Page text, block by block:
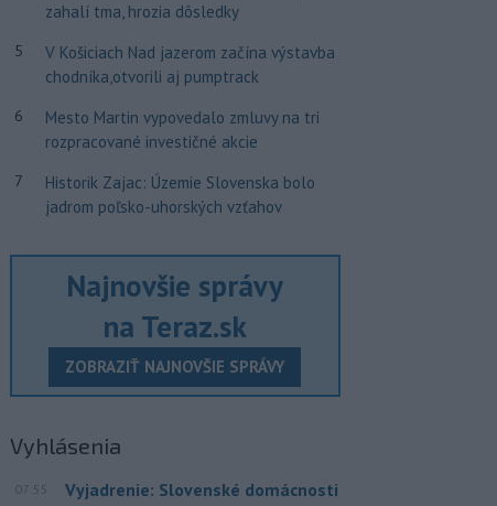
zahalí tma, hrozia dôsledky
5
V Košiciach Nad jazerom začína výstavba
chodníka,otvorili aj pumptrack
6
Mesto Martin vypovedalo zmluvy na tri
rozpracované investičné akcie
7
Historik Zajac: Územie Slovenska bolo
jadrom poľsko-uhorských vzťahov
Najnovšie správy
na Teraz.sk
ZOBRAZIŤ NAJNOVŠIE SPRÁVY
Vyhlásenia
07:55
Vyjadrenie: Slovenské domácnosti